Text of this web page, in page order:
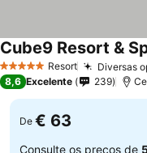
5 Estrelas Resort Diversas
Cube9 Resort &
8,6 Excelente 239
De € 63
Consulte os preços de